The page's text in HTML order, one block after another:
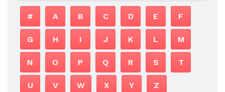
# A B C D E F
G H I J K L M
N O P Q R S T
U V W X Y Z